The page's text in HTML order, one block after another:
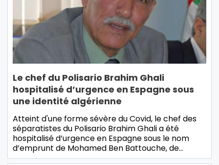
Le chef du Polisario Brahim Ghali
hospitalisé d’urgence en Espagne sous
une identité algérienne
Atteint d'une forme sévère du Covid, le chef des
séparatistes du Polisario Brahim Ghali a été
hospitalisé d’urgence en Espagne sous le nom
d’emprunt de Mohamed Ben Battouche, de…